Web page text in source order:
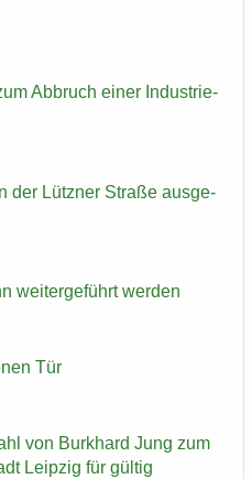
Ab­bruch einer In­dus­trie­
der Lütz­ner Stra­ße aus­ge­
wei­ter­ge­führt wer­den
Tür
von Burk­hard Jung zum
Leip­zig für gül­tig